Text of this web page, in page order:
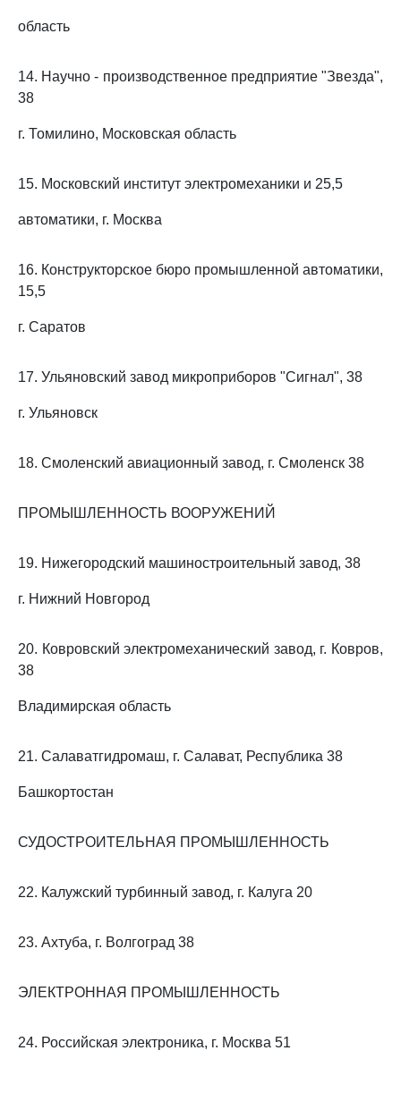
область
14. Научно - производственное предприятие "Звезда",
38
г. Томилино, Московская область
15. Московский институт электромеханики и 25,5
автоматики, г. Москва
16. Конструкторское бюро промышленной автоматики,
15,5
г. Саратов
17. Ульяновский завод микроприборов "Сигнал", 38
г. Ульяновск
18. Смоленский авиационный завод, г. Смоленск 38
ПРОМЫШЛЕННОСТЬ ВООРУЖЕНИЙ
19. Нижегородский машиностроительный завод, 38
г. Нижний Новгород
20. Ковровский электромеханический завод, г. Ковров,
38
Владимирская область
21. Салаватгидромаш, г. Салават, Республика 38
Башкортостан
СУДОСТРОИТЕЛЬНАЯ ПРОМЫШЛЕННОСТЬ
22. Калужский турбинный завод, г. Калуга 20
23. Ахтуба, г. Волгоград 38
ЭЛЕКТРОННАЯ ПРОМЫШЛЕННОСТЬ
24. Российская электроника, г. Москва 51